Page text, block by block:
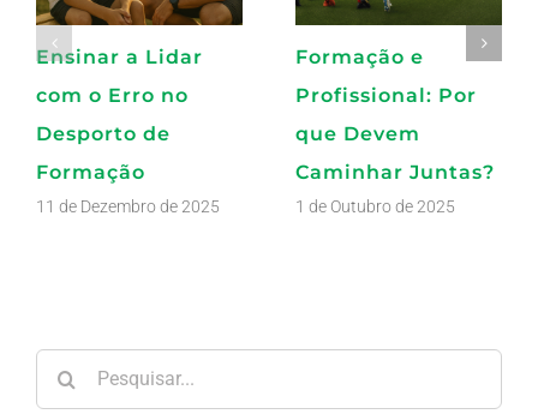
Ensinar a Lidar
com o Erro no
Desporto de
Formação
11 de Dezembro de 2025
Formação e
Profissional: Por
que Devem
Caminhar Juntas?
1 de Outubro de 2025